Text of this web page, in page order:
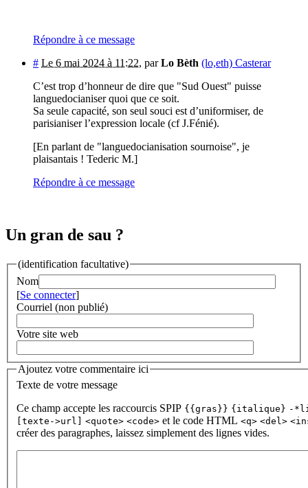
Répondre à ce message
# Le 6 mai 2024 à 11:22, parLo Bèth (lo,eth) Casterar
C’est trop d’honneur de dire que "Sud Ouest" puisse
languedocianiser quoi que ce soit.
Sa seule capacité, son seul souci est d’uniformiser, de
parisianiser l’expression locale (cf J.Fénié).
[En parlant de "languedocianisation sournoise", je
plaisantais ! Tederic M.]
Répondre à ce message
Un gran de sau ?
(identification facultative)
Nom
[Se connecter]
Courriel (non publié)
Votre site web
Ajoutez votre commentaire ici
Texte de votre message
Ce champ accepte les raccourcis SPIP {{gras}} {italique} -
[texte->url]
<quote> <code> et le code HTML <q> <del>
créer des paragraphes, laissez simplement des lignes vides.